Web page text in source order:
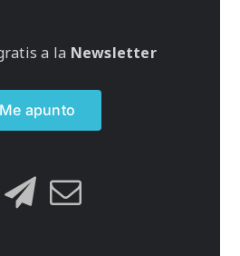
a la Newsletter
Me apunto